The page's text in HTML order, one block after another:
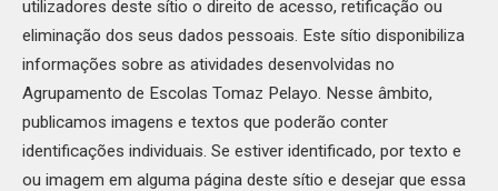
utilizadores deste sítio o direito de acesso, retificação ou
eliminação dos seus dados pessoais. Este sítio disponibiliza
informações sobre as atividades desenvolvidas no
Agrupamento de Escolas Tomaz Pelayo. Nesse âmbito,
publicamos imagens e textos que poderão conter
identificações individuais. Se estiver identificado, por texto e
ou imagem em alguma página deste sítio e desejar que essa